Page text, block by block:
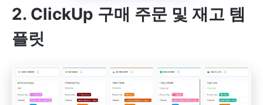
2. ClickUp 구매 주문 및 재고 템
플릿